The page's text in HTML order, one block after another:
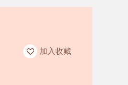
加入收藏